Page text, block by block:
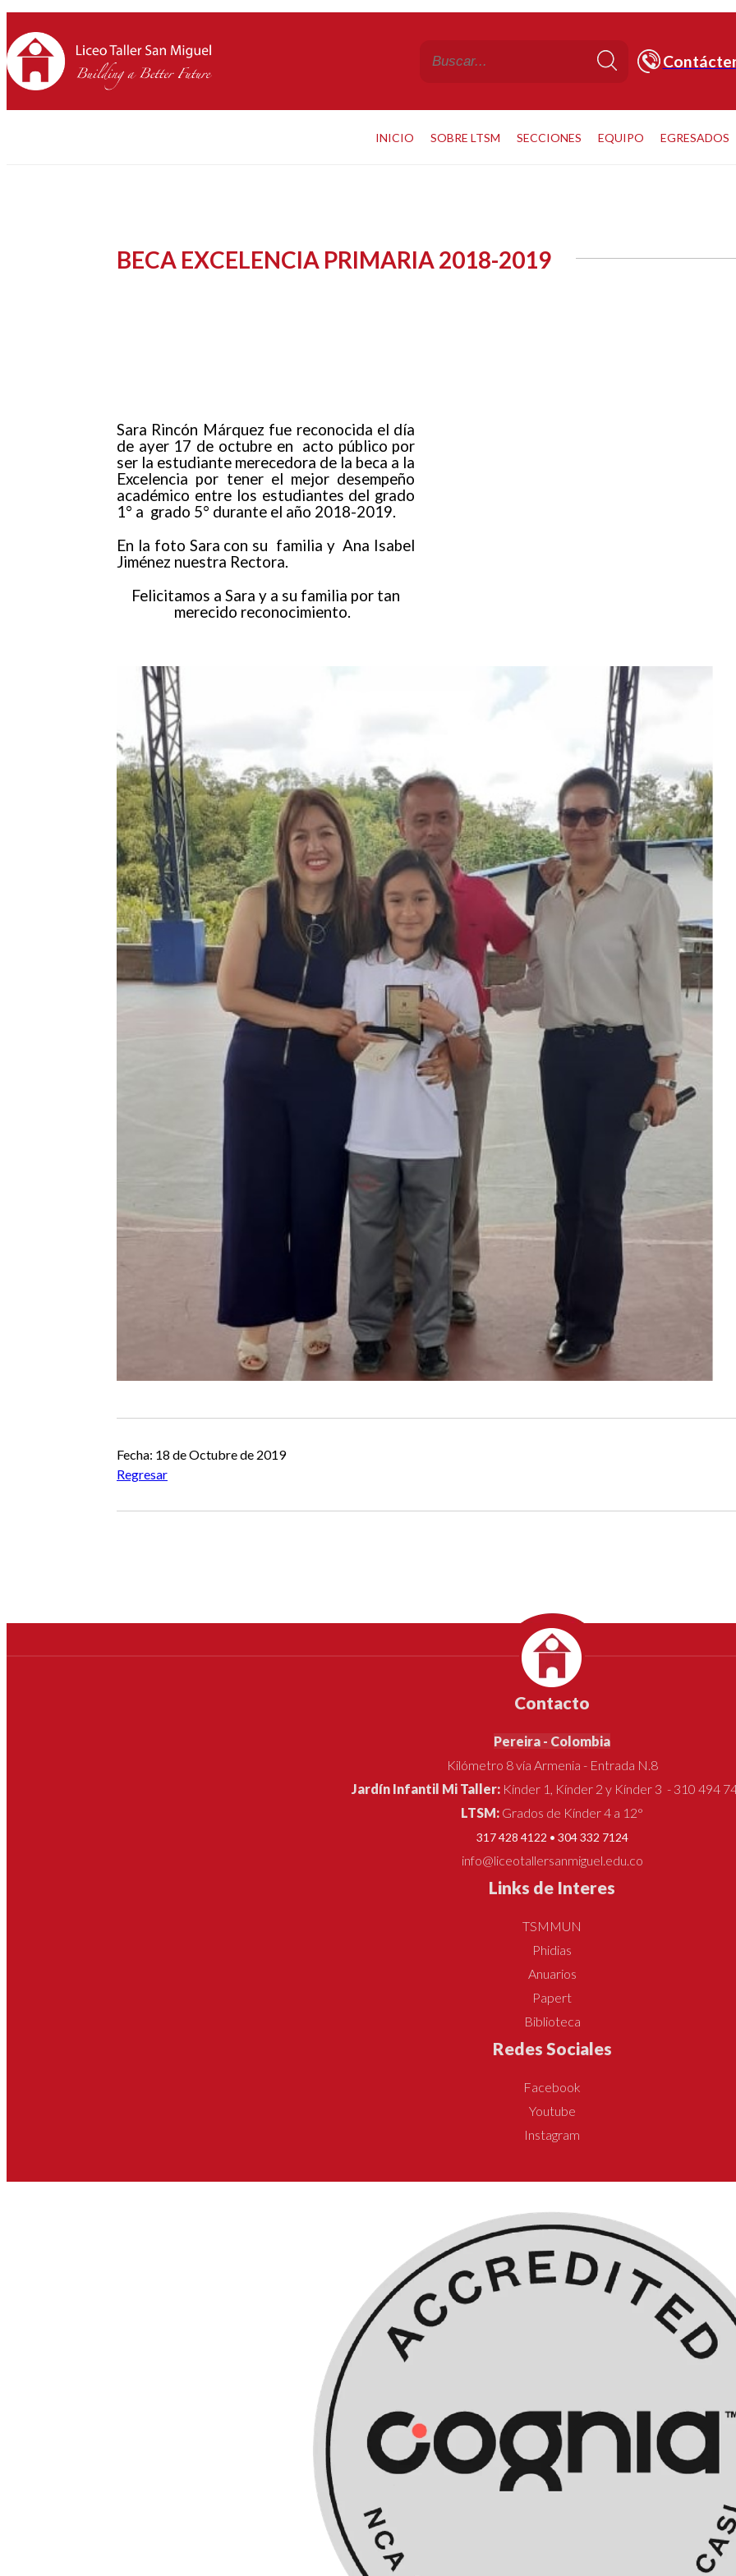
INICIO SOBRE LTSM SECCIONES EQUIPO EGRESADOS
BECA EXCELENCIA PRIMARIA 2018-2019
Sara Rincón Márquez fue reconocida el día
de ayer 17 de octubre en acto público por
ser la estudiante merecedora de la beca a la
Excelencia por tener el mejor desempeño
académico entre los estudiantes del grado
1° a grado 5° durante el año 2018-2019.
En la foto Sara con su familia y Ana Isabel
Jiménez nuestra Rectora.
Felicitamos a Sara y a su familia por tan
merecido reconocimiento.
Fecha: 18 de Octubre de 2019
Regresar
Contacto
Pereira - Colombia
Kilómetro 8 vía Armenia - Entrada N.8
Jardín Infantil Mi Taller: Kínder 1, Kínder 2 y Kínder 3 - 310 494
LTSM: Grados de Kínder 4 a 12°
317 428 4122 • 304 332 7124
info@liceotallersanmiguel.edu.co
Links de Interes
TSMMUN
Phidias
Anuarios
Papert
Biblioteca
Redes Sociales
Facebook
Youtube
Instagram